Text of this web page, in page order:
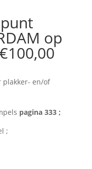
op
plakker- en/of
pagina 333 ;
;